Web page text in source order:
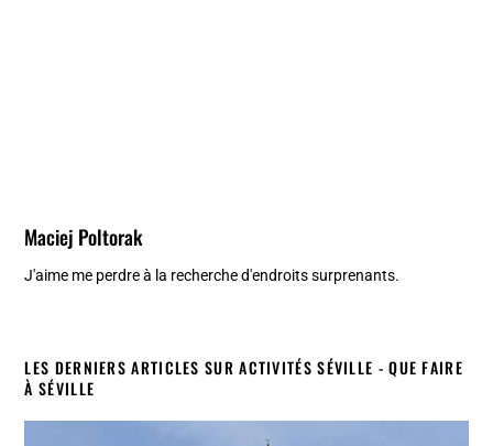
Maciej Poltorak
J'aime me perdre à la recherche d'endroits surprenants.
LES DERNIERS ARTICLES SUR ACTIVITÉS SÉVILLE - QUE FAIRE
À SÉVILLE